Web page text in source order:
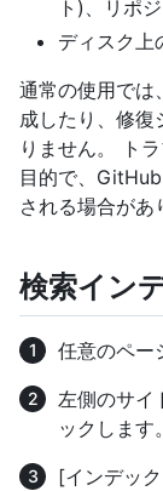
ト)、リポ
ディスク上
通常の使用では
成したり、修復
りません。 ト
目的で、
される場合があ
検索イン
任意のペー
左側のサイ
ックします。
[インデッ